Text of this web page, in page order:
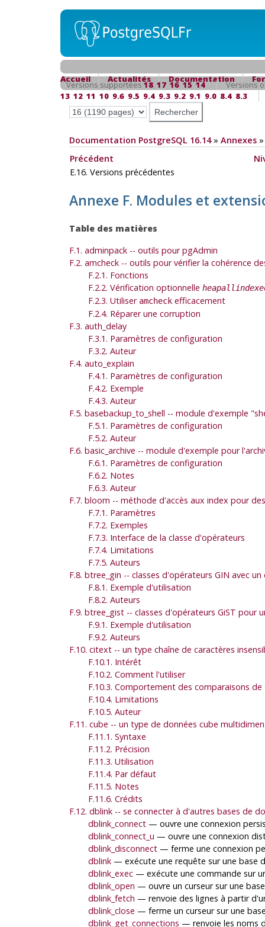
Accueil Actualités Documentation
Versions supportées18 17 16 15 14
Versions
13 12 11 10 9.6 9.5 9.4 9.3 9.2 9.1 9.0 8.4 8.3
Documentation PostgreSQL 16.14» Annexes
Précédent
E.16. Versions précédentes
Annexe F. Modules et
Table des matières
F.1. adminpack -- outils pour pgAdmin
F.2. amcheck -- outils pour vérifier la cohérence
F.2.1. Fonctions
F.2.2. Vérification optionnelle
F.2.3. Utiliser amcheckefficacement
F.2.4. Réparer une corruption
F.3. auth_delay
F.3.1. Paramètres de configuration
F.3.2. Auteur
F.4. auto_explain
F.4.1. Paramètres de configuration
F.4.2. Exemple
F.4.3. Auteur
F.5. basebackup_to_shell -- module d'exemple
F.5.1. Paramètres de configuration
F.5.2. Auteur
F.6. basic_archive -- module d'exemple pour
F.6.1. Paramètres de configuration
F.6.2. Notes
F.6.3. Auteur
F.7. bloom -- méthode d'accès aux index pour
F.7.1. Paramètres
F.7.2. Exemples
F.7.3. Interface de la classe d'opérateurs
F.7.4. Limitations
F.7.5. Auteurs
F.8. btree_gin -- classes d'opérateurs GIN avec
F.8.1. Exemple d'utilisation
F.8.2. Auteurs
F.9. btree_gist -- classes d'opérateurs GiST
F.9.1. Exemple d'utilisation
F.9.2. Auteurs
F.10. citext -- un type chaîne de caractères
F.10.1. Intérêt
F.10.2. Comment l'utiliser
F.10.3. Comportement des comparaisons de
F.10.4. Limitations
F.10.5. Auteur
F.11. cube -- un type de données cube
F.11.1. Syntaxe
F.11.2. Précision
F.11.3. Utilisation
F.11.4. Par défaut
F.11.5. Notes
F.11.6. Crédits
F.12. dblink -- se connecter à d'autres bases de
dblink_connect— ouvre une connexion
dblink_connect_u — ouvre une connexion
dblink_disconnect— ferme une connexion
dblink— exécute une requête sur une base
dblink_exec— exécute une commande sur
dblink_open — ouvre un curseur sur une
dblink_fetch — renvoie des lignes à partir
dblink_close — ferme un curseur sur une
dblink_get_connections — renvoie les noms